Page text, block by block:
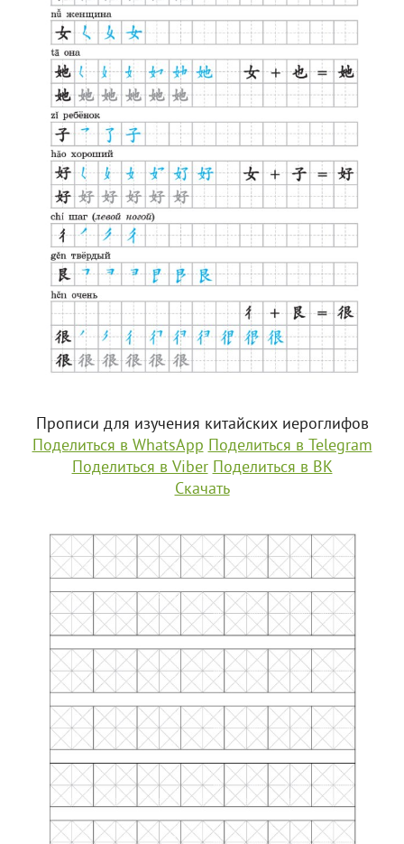
Прописи для изучения китайских иероглифов
Поделиться в WhatsApp Поделиться в Telegram
Поделиться в Viber Поделиться в ВК
Скачать